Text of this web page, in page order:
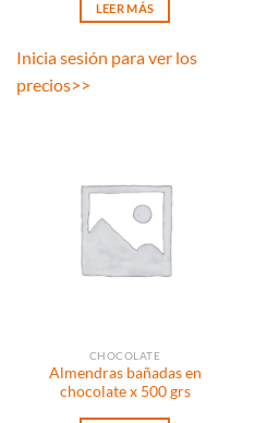
LEER MÁS
Inicia sesión para ver los
precios>>
CHOCOLATE
Almendras bañadas en
chocolate x 500 grs